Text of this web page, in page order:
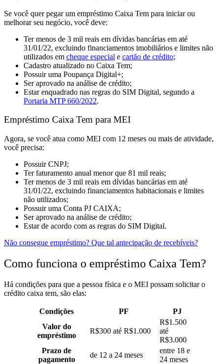
Se você quer pegar um empréstimo Caixa Tem para iniciar ou
melhorar seu negócio, você deve:
Ter menos de 3 mil reais em dívidas bancárias em até
31/01/22, excluindo financiamentos imobiliários e limites não
utilizados em cheque especial e cartão de crédito;
Cadastro atualizado no Caixa Tem;
Possuir uma Poupança Digital+;
Ser aprovado na análise de crédito;
Estar enquadrado nas regras do SIM Digital, segundo a
Portaria MTP 660/2022.
Empréstimo Caixa Tem para MEI
Agora, se você atua como MEI com 12 meses ou mais de atividade,
você precisa:
Possuir CNPJ;
Ter faturamento anual menor que 81 mil reais;
Ter menos de 3 mil reais em dívidas bancárias em até
31/01/22, excluindo financiamentos habitacionais e limites
não utilizados;
Possuir uma Conta PJ CAIXA;
Ser aprovado na análise de crédito;
Estar de acordo com as regras do SIM Digital.
Não consegue empréstimo? Que tal antecipação de recebíveis?
Como funciona o empréstimo Caixa Tem?
Há condições para que a pessoa física e o MEI possam solicitar o
crédito caixa tem, são elas:
Condições PF
PJ
Valor do
empréstimo
R$300 até R$1.000
R$1.500
até
R$3.000
Prazo de
pagamento
de 12 a 24 meses
entre 18 e
24 meses